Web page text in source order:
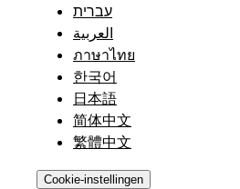
עברית
العربية
ภาษาไทย
한국어
日本語
简体中文
繁體中文
Cookie-instellingen